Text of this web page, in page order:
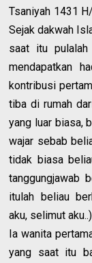
Tsaniyah 1431
Sejak dakwah
saat itu
mendapatkan
kontribusi
tiba di rumah
yang luar biasa,
wajar sebab
tidak biasa
tanggungjawab
itulah beliau
aku, selimut
Ia wanita
yang saat itu